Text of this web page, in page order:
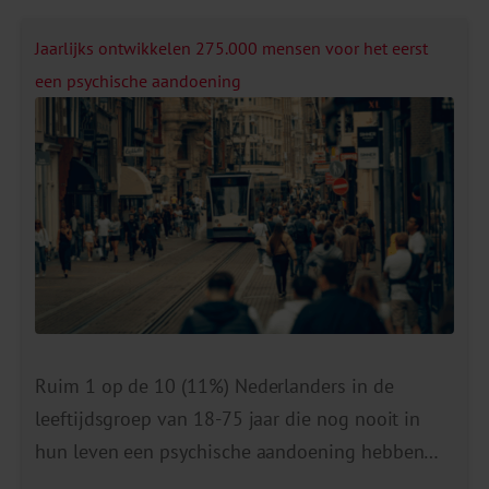
Jaarlijks ontwikkelen 275.000 mensen voor het eerst
een psychische aandoening
Ruim 1 op de 10 (11%) Nederlanders in de
leeftijdsgroep van 18-75 jaar die nog nooit in
hun leven een psychische aandoening hebben